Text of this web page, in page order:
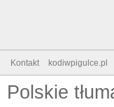
Kontakt kodiwpigulce.pl
Polskie